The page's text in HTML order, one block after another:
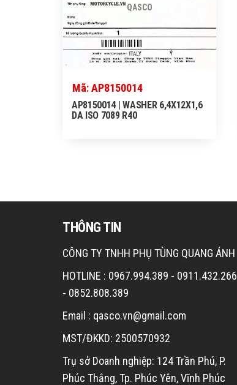
QASCO
Mã: AP8150014
AP8150014 | WASHER 6,4X12X1,6
DA ISO 7089 R40
THÔNG TIN
CÔNG TY TNHH PHỤ TÙNG QUANG ÁNH
HOTLINE : 0967.994.389 - 0911.432.266
- 0852.808.389
Email : qasco.vn@gmail.com
MST/ĐKKD: 2500570932
Trụ sở Doanh nghiệp: 124 Trần Phú, P.
Phúc Thắng, Tp. Phúc Yên, Vĩnh Phúc